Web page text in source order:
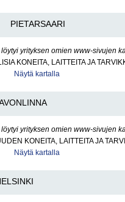
PIETARSAARI
yrityksen omien www-sivujen
KONEITA, LAITTEITA JA
Näytä kartalla
yrityksen omien www-sivujen
KONEITA, LAITTEITA JA
Näytä kartalla